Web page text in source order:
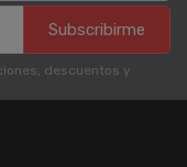
Subscribirme
descuentos y